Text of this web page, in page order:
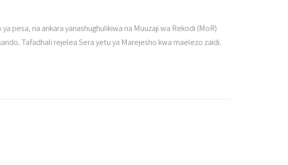
pesa, na ankara yanashughulikiwa na Muuzaji wa Rekodi (MoR)
Tafadhali rejelea Sera yetu ya Marejesho kwa maelezo zaidi.